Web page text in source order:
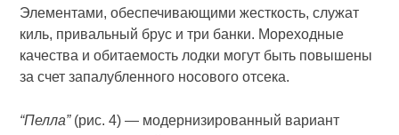
Элементами, обеспечивающими жесткость, служат
киль, привальный брус и три банки. Мореходные
качества и обитаемость лодки могут быть повышены
за счет запалубленного носового отсека.
“Пелла”(рис. 4) — модернизированный вариант